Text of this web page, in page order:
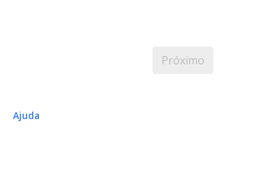
Próximo
Ajuda